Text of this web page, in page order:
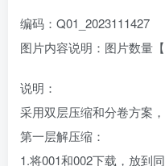
编码：Q01_2023111427
图片内容说明：图片数量
说明：
采用双层压缩和分卷方案
第一层解压缩：
1.将001和002下载，放到